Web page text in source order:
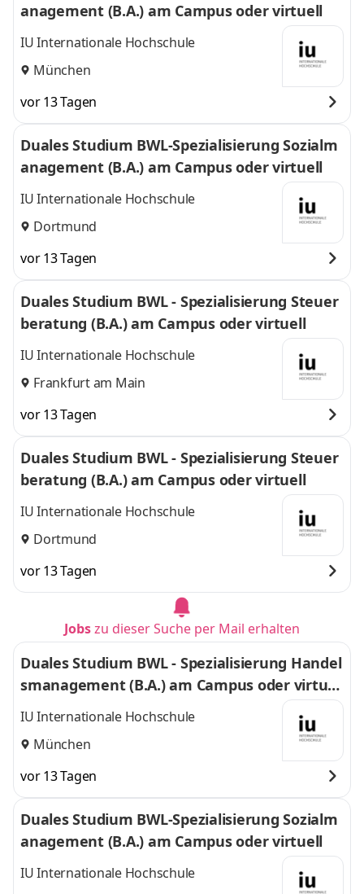
anagement (B.A.) am Campus oder virtuell
IU Internationale Hochschule
München
vor 13 Tagen
Duales Studium BWL-Spezialisierung Sozialm
anagement (B.A.) am Campus oder virtuell
IU Internationale Hochschule
Dortmund
vor 13 Tagen
Duales Studium BWL - Spezialisierung Steuer
beratung (B.A.) am Campus oder virtuell
IU Internationale Hochschule
Frankfurt am Main
vor 13 Tagen
Duales Studium BWL - Spezialisierung Steuer
beratung (B.A.) am Campus oder virtuell
IU Internationale Hochschule
Dortmund
vor 13 Tagen
Jobszu dieser Suche per Mail erhalten
Duales Studium BWL - Spezialisierung Handel
smanagement (B.A.) am Campus oder virtuel
l
IU Internationale Hochschule
München
vor 13 Tagen
Duales Studium BWL-Spezialisierung Sozialm
anagement (B.A.) am Campus oder virtuell
IU Internationale Hochschule